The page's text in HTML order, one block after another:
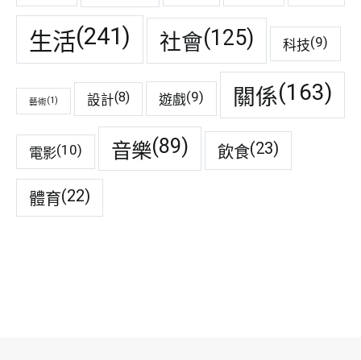
生活(241) 社會(125) 科技(9)
藝術(1) 設計(8) 遊戲(9) 關係(163)
電影(10) 音樂(89) 飲食(23)
體育(22)